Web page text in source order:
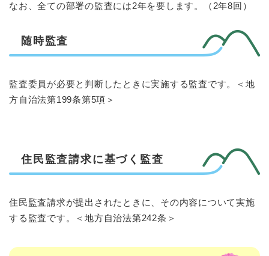
なお、全ての部署の監査には2年を要します。（2年8回）
随時監査
監査委員が必要と判断したときに実施する監査です。＜地
方自治法第199条第5項＞
住民監査請求に基づく監査
住民監査請求が提出されたときに、その内容について実施
する監査です。＜地方自治法第242条＞